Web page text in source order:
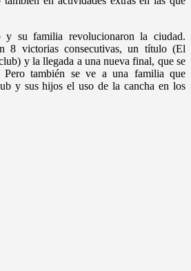
y su familia revolucionaron la ciudad.
8 victorias consecutivas, un título (El
y la llegada a una nueva final, que se
Pero también se ve a una familia que
y sus hijos el uso de la cancha en los